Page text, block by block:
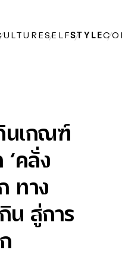
SELFSTYLE
นเกณฑ์
‘คลั่ง
ทาง
น สู่การ